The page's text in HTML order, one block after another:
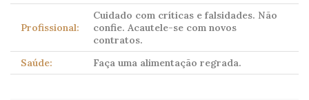
Profissional:
Cuidado com críticas e falsidades. Não
confie. Acautele-se com novos
contratos.
Saúde:
Faça uma alimentação regrada.